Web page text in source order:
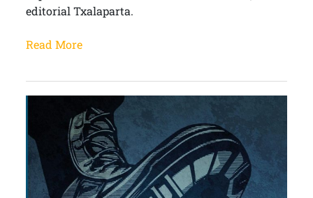
editorial Txalaparta.
Read More